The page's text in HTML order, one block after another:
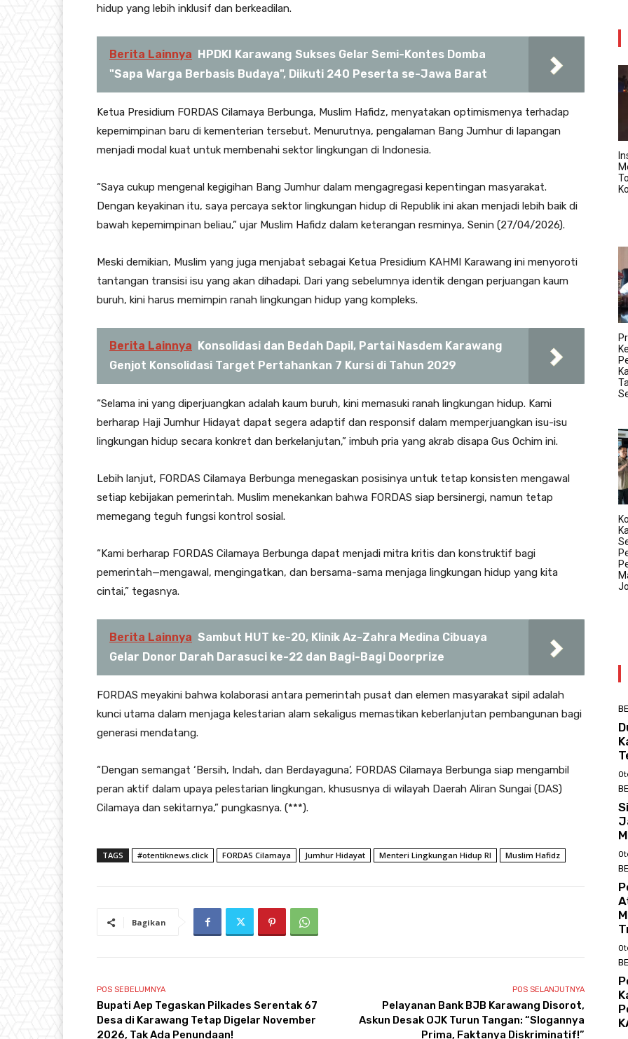
hidup yang lebih inklusif dan berkeadilan.
Berita Lainnya
HPDKI Karawang Sukses Gelar Semi-Kontes Domba
"Sapa Warga Berbasis Budaya", Diikuti 240 Peserta se-Jawa Barat
Ketua Presidium FORDAS Cilamaya Berbunga, Muslim Hafidz, menyatakan optimismenya terhadap
kepemimpinan baru di kementerian tersebut. Menurutnya, pengalaman Bang Jumhur di lapangan
menjadi modal kuat untuk membenahi sektor lingkungan di Indonesia.
“Saya cukup mengenal kegigihan Bang Jumhur dalam mengagregasi kepentingan masyarakat.
Dengan keyakinan itu, saya percaya sektor lingkungan hidup di Republik ini akan menjadi lebih baik di
bawah kepemimpinan beliau,” ujar Muslim Hafidz dalam keterangan resminya, Senin (27/04/2026).
Meski demikian, Muslim yang juga menjabat sebagai Ketua Presidium KAHMI Karawang ini menyoroti
tantangan transisi isu yang akan dihadapi. Dari yang sebelumnya identik dengan perjuangan kaum
buruh, kini harus memimpin ranah lingkungan hidup yang kompleks.
Berita Lainnya
Konsolidasi dan Bedah Dapil, Partai Nasdem Karawang
Genjot Konsolidasi Target Pertahankan 7 Kursi di Tahun 2029
“Selama ini yang diperjuangkan adalah kaum buruh, kini memasuki ranah lingkungan hidup. Kami
berharap Haji Jumhur Hidayat dapat segera adaptif dan responsif dalam memperjuangkan isu-isu
lingkungan hidup secara konkret dan berkelanjutan,” imbuh pria yang akrab disapa Gus Ochim ini.
Lebih lanjut, FORDAS Cilamaya Berbunga menegaskan posisinya untuk tetap konsisten mengawal
setiap kebijakan pemerintah. Muslim menekankan bahwa FORDAS siap bersinergi, namun tetap
memegang teguh fungsi kontrol sosial.
“Kami berharap FORDAS Cilamaya Berbunga dapat menjadi mitra kritis dan konstruktif bagi
pemerintah—mengawal, mengingatkan, dan bersama-sama menjaga lingkungan hidup yang kita
cintai,” tegasnya.
Berita Lainnya Sambut HUT ke-20, Klinik Az-Zahra Medina Cibuaya
Gelar Donor Darah Darasuci ke-22 dan Bagi-Bagi Doorprize
FORDAS meyakini bahwa kolaborasi antara pemerintah pusat dan elemen masyarakat sipil adalah
kunci utama dalam menjaga kelestarian alam sekaligus memastikan keberlanjutan pembangunan bagi
generasi mendatang.
“Dengan semangat ‘Bersih, Indah, dan Berdayaguna’, FORDAS Cilamaya Berbunga siap mengambil
peran aktif dalam upaya pelestarian lingkungan, khususnya di wilayah Daerah Aliran Sungai (DAS)
Cilamaya dan sekitarnya,” pungkasnya. (***).
TAGS #otentiknews.click FORDAS Cilamaya Jumhur Hidayat Menteri Lingkungan Hidup RI Muslim Hafidz
Bagikan
POS SEBELUMNYA
Bupati Aep Tegaskan Pilkades Serentak 67
Desa di Karawang Tetap Digelar November
2026, Tak Ada Penundaan!
POS SELANJUTNYA
Pelayanan Bank BJB Karawang Disorot,
Askun Desak OJK Turun Tangan: “Slogannya
Prima, Faktanya Diskriminatif!”